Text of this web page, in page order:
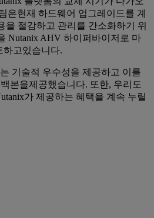
은현재 하드웨어 업그레이드를 계
을 절감하고 관리를 간소화하기 위
Nutanix AHV 하이퍼바이저로 마
하고있습니다.
기술적 우수성을 제공하고 이를
본을제공했습니다. 또한, 우리도
가 제공하는 혜택을 계속 누릴